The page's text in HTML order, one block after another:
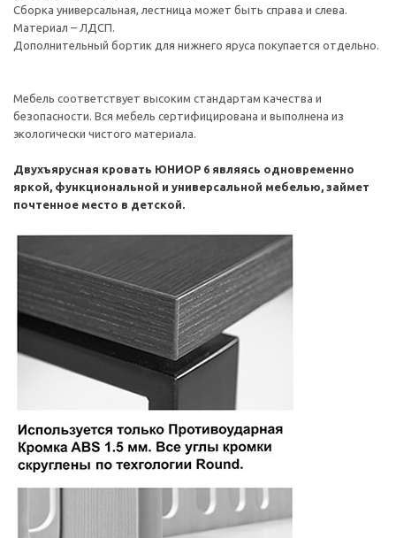
Сборка универсальная, лестница может быть справа и слева.
Материал – ЛДСП.
Дополнительный бортик для нижнего яруса покупается отдельно.
Мебель соответствует высоким стандартам качества и
безопасности. Вся мебель сертифицирована и выполнена из
экологически чистого материала.
Двухъярусная кровать ЮНИОР 6 являясь одновременно
яркой, функциональной и универсальной мебелью, займет
почтенное место в детской.